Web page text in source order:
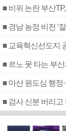
■ 비위 논란 부산
■ 경남 농정 비전 ‘
■ 교육혁신선도지
■ 르노 못 타는 부
■ 마산 원도심 행정